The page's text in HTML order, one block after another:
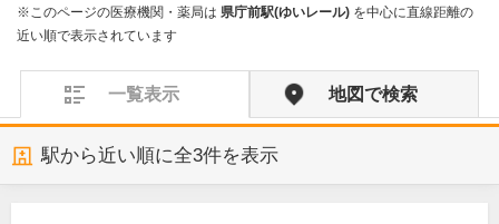
※このページの医療機関・薬局は 県庁前駅(ゆいレール) を中心に直線距離の
近い順で表示されています
一覧表示 地図で検索
駅から近い順に全3件を表示